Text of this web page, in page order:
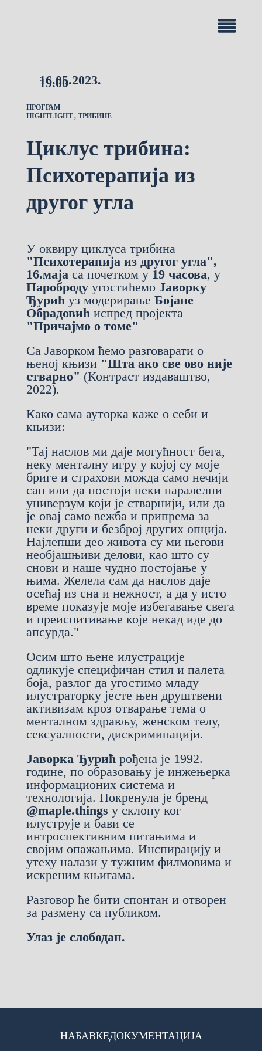
16.05.2023.
19.00
ПРОГРАМ
HIGHTLIGHT, ТРИБИНЕ
Циклус трибина:
Психотерапија из
другог угла
У оквиру циклуса трибина
"Психотерапија из другог угла",
16.мајаса почетком у 19 часова, у
Пароброду угостићемоЈаворку
Ђурићуз модерирање Бојане
Обрадовић испред пројекта
"Причајмо о томе"
Са Јаворком ћемо разговарати о
њеној књизи "Шта ако све ово није
стварно" (Контраст издаваштво,
2022).
Како сама ауторка каже о себи и
књизи:
"Тај наслов ми даје могућност бега,
неку менталну игру у којој су моје
бриге и страхови можда само нечији
сан или да постоји неки паралелни
универзум који је стварнији, или да
је овај само вежба и припрема за
неки други и безброј других опција.
Најлепши део живота су ми његови
необјашњиви делови, као што су
снови и наше чудно постојање у
њима. Желела сам да наслов даје
осећај из сна и нежност, а да у исто
време показује моје избегавање свега
и преиспитивање које некад иде до
апсурда."
Осим што њене илустрације
одликује специфичан стил и палета
боја, разлог да угостимо младу
илустраторку јесте њен друштвени
активизам кроз отварање тема о
менталном здрављу, женском телу,
сексуалности, дискриминацији.
Јаворка Ђурићрођена је 1992.
године, по образовању је инжењерка
информационих система и
технологија. Покренула је бренд
@maple.things у склопу ког
илуструје и бави се
интроспективним питањима и
својим опажањима. Инспирацију и
утеху налази у тужним филмовима и
искреним књигама.
Разговор ће бити спонтан и отворен
за размену са публиком.
Улаз је слободан.
НАБАВКЕДОКУМЕНТАЦИЈА